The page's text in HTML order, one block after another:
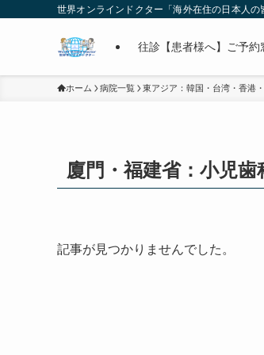
世界オンラインドクター「海外在住の日本人の
往診【患者様へ】ご予約
ホーム 病院一覧 東アジア：韓国・台湾・香港
廈門・福建省：小児歯
記事が見つかりませんでした。